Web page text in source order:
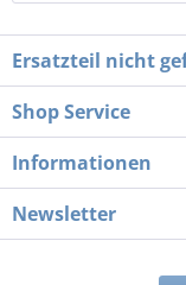
Ersatzteil nicht
Shop Service
Informationen
Newsletter